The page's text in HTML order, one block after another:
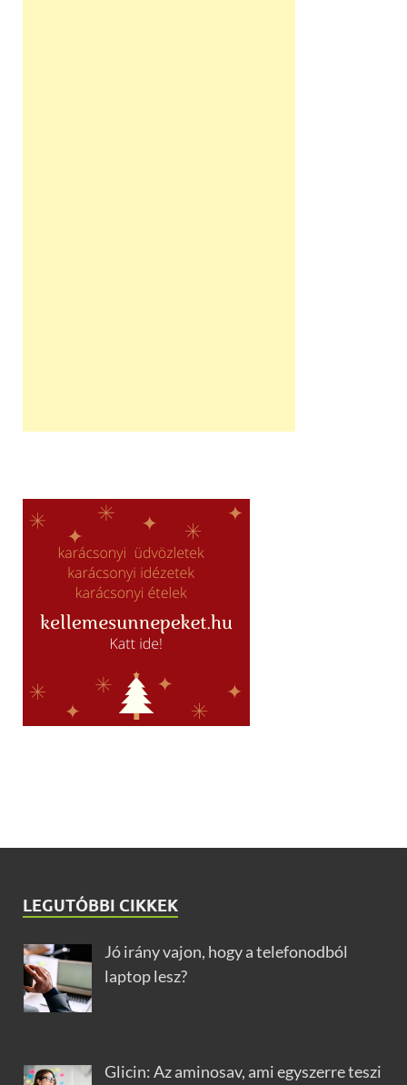
LEGUTÓBBI CIKKEK
Jó irány vajon, hogy a telefonodból
laptop lesz?
Glicin: Az aminosav, ami egyszerre teszi